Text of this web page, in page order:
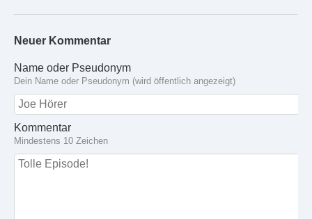
Neuer Kommentar
Name oder Pseudonym
Dein Name oder Pseudonym (wird öffentlich angezeigt)
Kommentar
Mindestens 10 Zeichen